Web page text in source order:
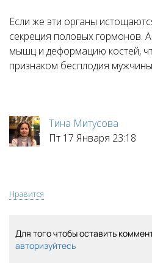
Если же эти органы
секреция половых гормонов.
мышц и деформацию костей,
признаком бесплодия
Тина Митусова
Пт 17 Января 23:18
Нравится
Для того чтобы оставить
авторизуйтесь